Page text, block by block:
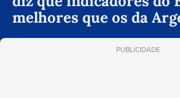
melhores que os da
PUBLICIDADE